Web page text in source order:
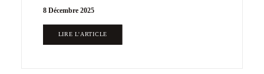
8 Décembre 2025
LIRE L'ARTICLE